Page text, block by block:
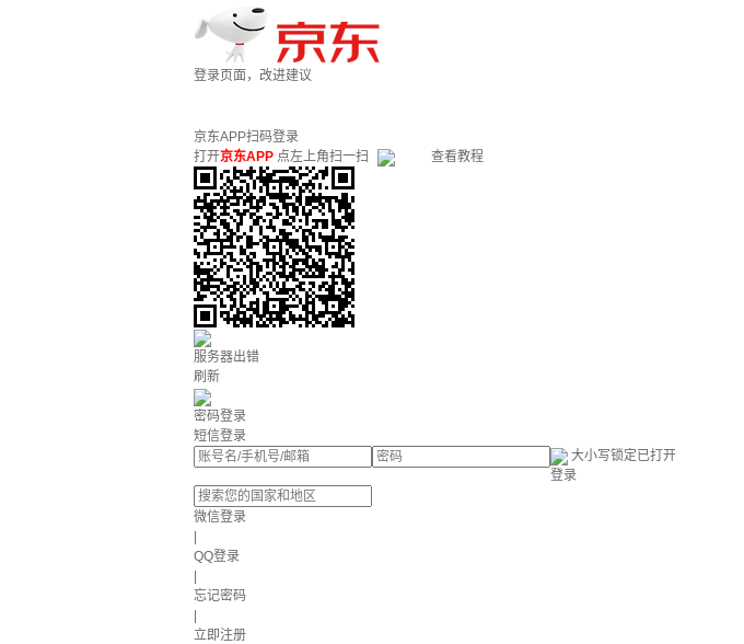
登录页面，改进建议
京东APP扫码登录
打开京东APP 点左上角扫一扫 查看教程
服务器出错
刷新
密码登录
短信登录
大小写锁定已打开
登录
微信登录
QQ登录
忘记密码
立即注册